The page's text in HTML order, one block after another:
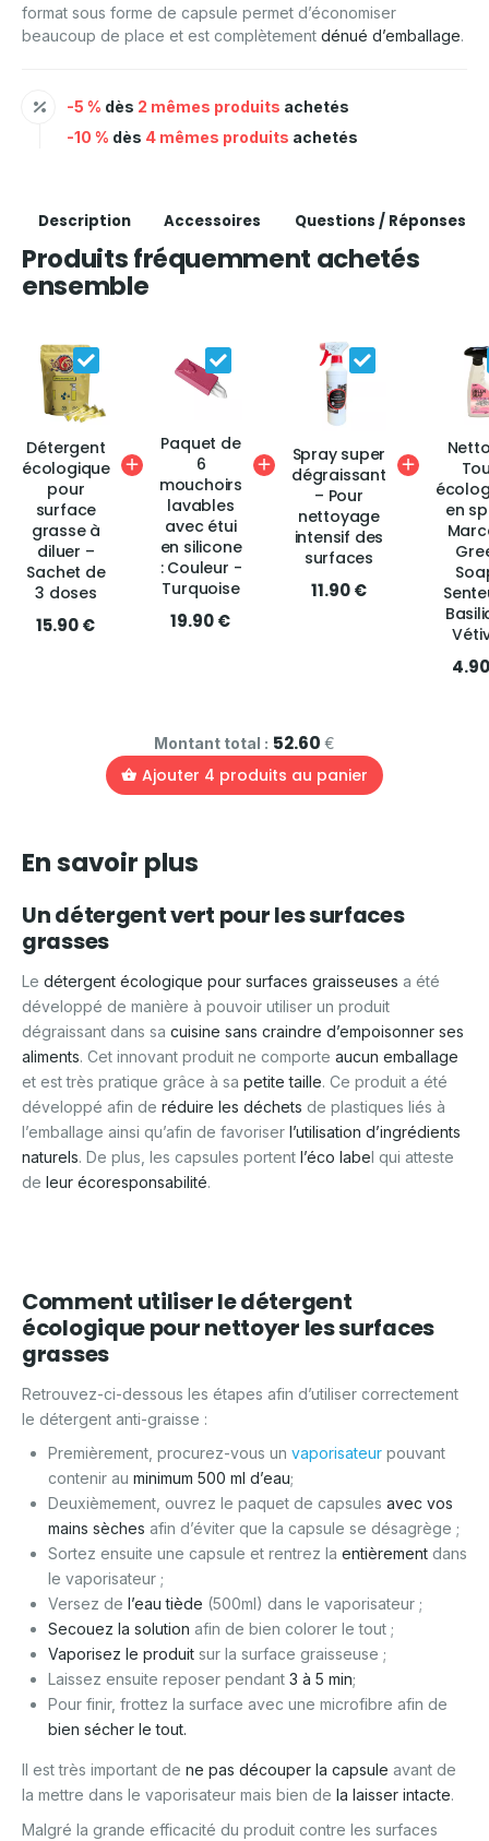
format sous forme de capsule permet d’économiser
beaucoup de place et est complètement dénué d’emballage.
-5 % dès 2 mêmes produits achetés
-10 % dès 4 mêmes produits achetés
Description Accessoires Questions / Réponses
Produits fréquemment achetés
ensemble
Détergent
écologique
pour
surface
grasse à
diluer –
Sachet de
3 doses
15.90 €
Paquet de
6
mouchoirs
lavables
avec étui
en silicone
: Couleur -
Turquoise
19.90 €
Spray super
dégraissant
– Pour
nettoyage
intensif des
surfaces
11.90 €
en
Montant total : 52.60 €
Ajouter 4 produits au panier
En savoir plus
Un détergent vert pour les surfaces
grasses
Le détergent écologique pour surfaces graisseuses a été
développé de manière à pouvoir utiliser un produit
dégraissant dans sa cuisine sans craindre d’empoisonner ses
aliments. Cet innovant produit ne comporte aucun emballage
et est très pratique grâce à sa petite taille. Ce produit a été
développé afin de réduire les déchets de plastiques liés à
l’emballage ainsi qu’afin de favoriser l’utilisation d’ingrédients
naturels. De plus, les capsules portent l’éco label qui atteste
de leur écoresponsabilité.
Comment utiliser le détergent
écologique pour nettoyer les surfaces
grasses
Retrouvez-ci-dessous les étapes afin d’utiliser correctement
le détergent anti-graisse :
Premièrement, procurez-vous un vaporisateur pouvant
contenir au minimum 500 ml d’eau;
Deuxièmement, ouvrez le paquet de capsules avec vos
mains sèches afin d’éviter que la capsule se désagrège ;
Sortez ensuite une capsule et rentrez la entièrement dans
le vaporisateur ;
Versez de l’eau tiède (500ml) dans le vaporisateur ;
Secouez la solution afin de bien colorer le tout ;
Vaporisez le produit sur la surface graisseuse ;
Laissez ensuite reposer pendant 3 à 5 min;
Pour finir, frottez la surface avec une microfibre afin de
bien sécher le tout.
Il est très important de ne pas découper la capsule avant de
la mettre dans le vaporisateur mais bien de la laisser intacte.
Malgré la grande efficacité du produit contre les surfaces